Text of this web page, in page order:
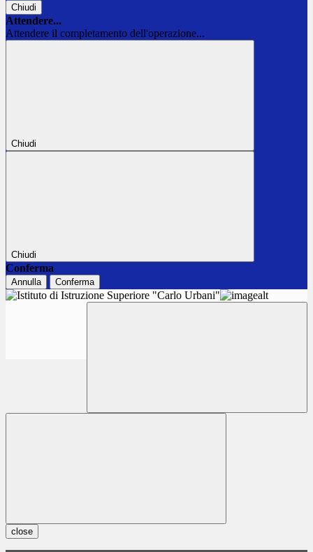
Chiudi
Attendere...
Attendere il completamento dell'operazione...
Chiudi
Chiudi
Conferma
Annulla Conferma
close